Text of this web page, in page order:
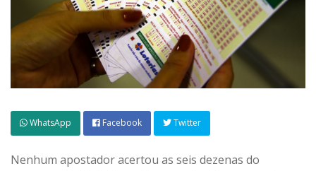
WhatsApp Facebook Twitter
Nenhum apostador acertou as seis dezenas do